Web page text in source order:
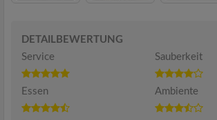
DETAILBEWERTUNG
Service
Sauberkeit
Essen Ambiente